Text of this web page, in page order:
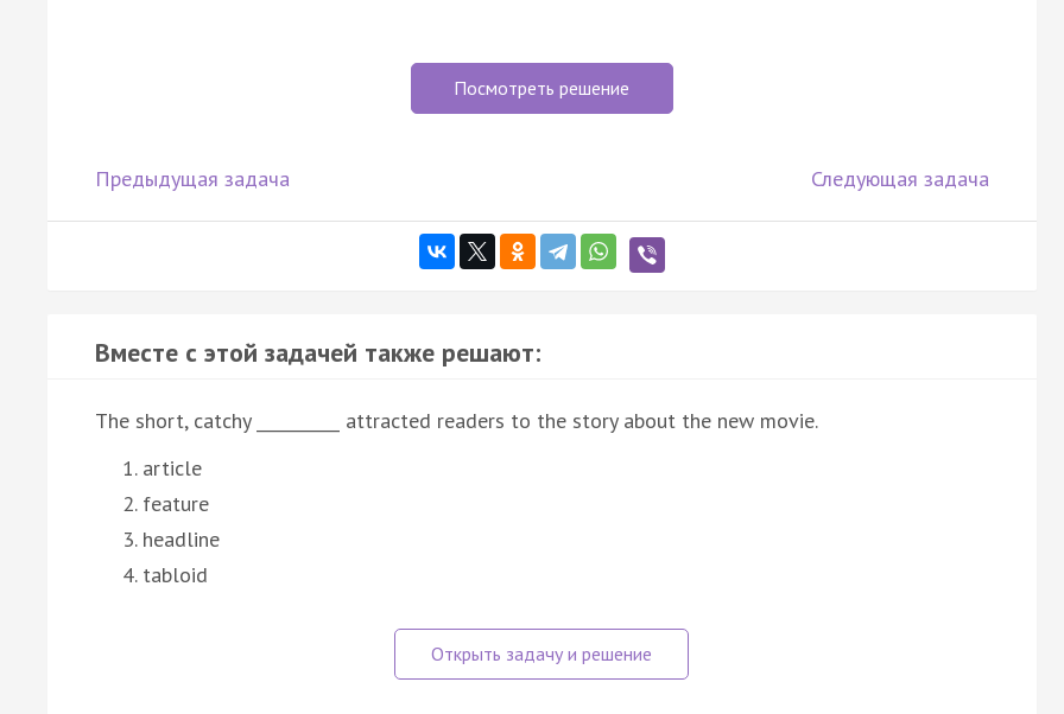
Посмотреть решение
Предыдущая задача Следующая задача
Вместе с этой задачей также решают:
The short, catchy __________ attracted readers to the story about the new movie.
article
feature
headline
tabloid